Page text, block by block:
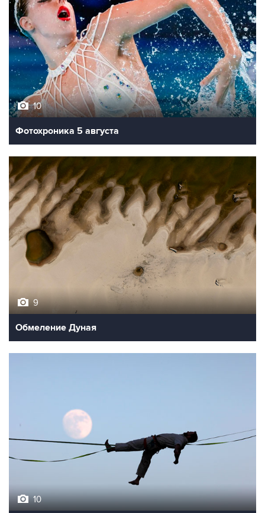
10
Фотохроника 5 августа
9
Обмеление Дуная
10